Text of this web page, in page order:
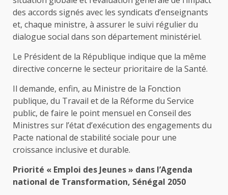
des accords signés avec les syndicats d’enseignants
et, chaque ministre, à assurer le suivi régulier du
dialogue social dans son département ministériel.
Le Président de la République indique que la même
directive concerne le secteur prioritaire de la Santé.
Il demande, enfin, au Ministre de la Fonction
publique, du Travail et de la Réforme du Service
public, de faire le point mensuel en Conseil des
Ministres sur l’état d’exécution des engagements du
Pacte national de stabilité sociale pour une
croissance inclusive et durable.
Priorité « Emploi des Jeunes » dans l’Agenda
national de Transformation, Sénégal 2050